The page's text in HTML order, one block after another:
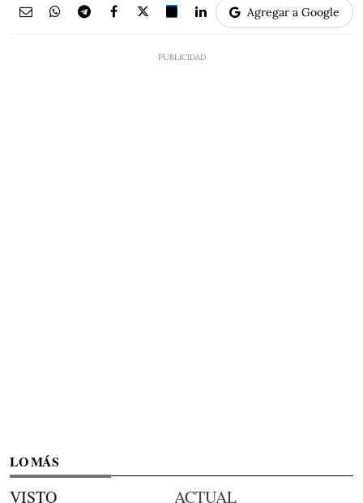
Agregar a Google
LO MÁS
VISTO ACTUAL